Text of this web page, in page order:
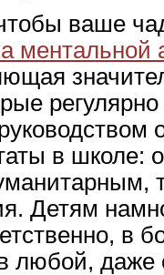
ваше
в школе:
Детям
в
любой,